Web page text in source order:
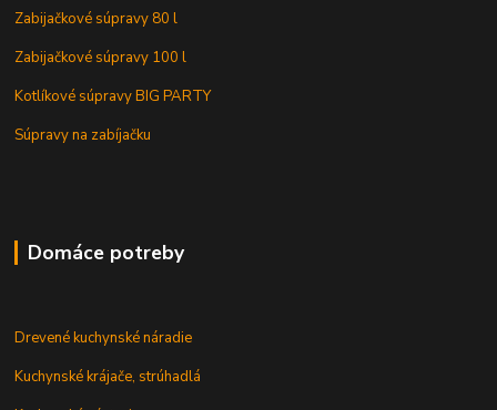
Zabijačkové súpravy 80 l
Zabijačkové súpravy 100 l
Kotlíkové súpravy BIG PARTY
Súpravy na zabíjačku
Domáce potreby
Drevené kuchynské náradie
Kuchynské krájače, strúhadlá